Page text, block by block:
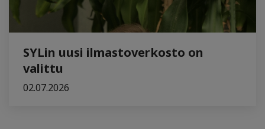
SYLin uusi ilmastoverkosto on
valittu
02.07.2026